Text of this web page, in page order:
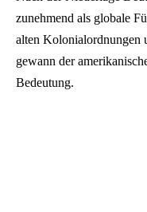
zunehmend als globale
alten Kolonialordnungen
gewann der
Bedeutung.